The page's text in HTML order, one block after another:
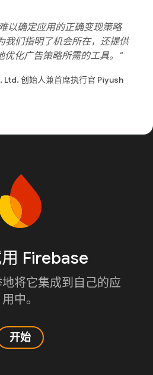
以确定应用的正确变现策略
我们指明了机会所在，还提供
优化广告策略所需的工具。"
创始人兼首席执行官 Piyush
Firebase
将它集成到自己的应
用中。
开始